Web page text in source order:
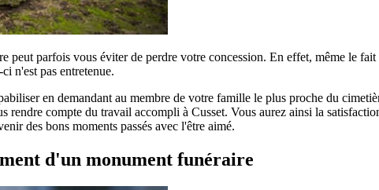
peut parfois vous éviter de perdre votre concession. En effet, même le
n'est pas entretenue.
en demandant au membre de votre famille le plus proche du
rendre compte du travail accompli à Cusset. Vous aurez ainsi la
des bons moments passés avec l'être aimé.
d'un monument funéraire